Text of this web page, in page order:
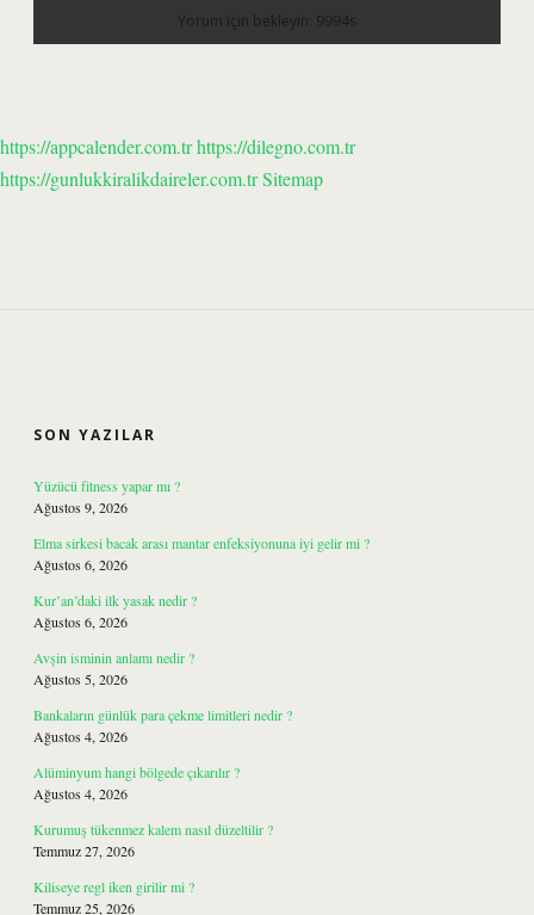
https://appcalender.com.trhttps://dilegno.com.tr
https://gunlukkiralikdaireler.com.trSitemap
SON YAZILAR
Yüzücü fitness yapar mı ?
Ağustos 9, 2026
Elma sirkesi bacak arası mantar enfeksiyonuna iyi gelir mi ?
Ağustos 6, 2026
Kur’an’daki ilk yasak nedir ?
Ağustos 6, 2026
Avşin isminin anlamı nedir ?
Ağustos 5, 2026
Bankaların günlük para çekme limitleri nedir ?
Ağustos 4, 2026
Alüminyum hangi bölgede çıkarılır ?
Ağustos 4, 2026
Kurumuş tükenmez kalem nasıl düzeltilir ?
Temmuz 27, 2026
Kiliseye regl iken girilir mi ?
Temmuz 25, 2026